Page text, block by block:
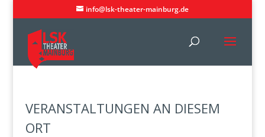
info@lsk-theater-mainburg.de
VERANSTALTUNGEN AN DIESEM
ORT